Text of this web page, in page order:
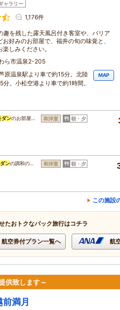
ャラリー
1,176件
趣を残した露天風呂付き客室や、バリア
好みのお部屋で、福井の旬の味覚と、
しみください。
ら市温泉2-205
原温泉駅より車で約15分。北陸
。小松空港より車で約1時間。
MAP
ダンのお部屋… 和洋室 朝・夕
ンの調和の… 和洋室 朝・夕
この施設
たおトクなパック旅行はコチラ
航空券付プラン一覧へ 航
供致します～
満月